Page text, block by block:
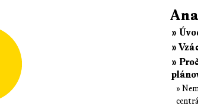
»
»
»
»